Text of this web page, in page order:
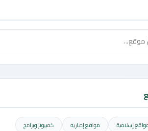
مواقع إخباريه
كمبيوتر وبرامج